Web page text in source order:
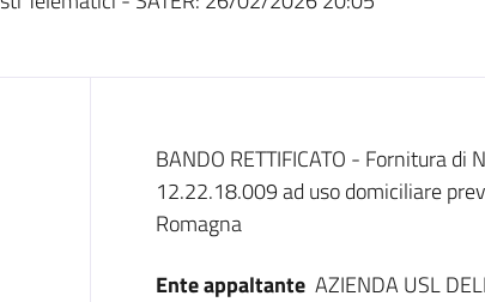
Dati del bando
BANDO RETTIFICATO - Fornitura di
12.22.18.009 ad uso domiciliare
Romagna
Ente appaltante AZIENDA USL